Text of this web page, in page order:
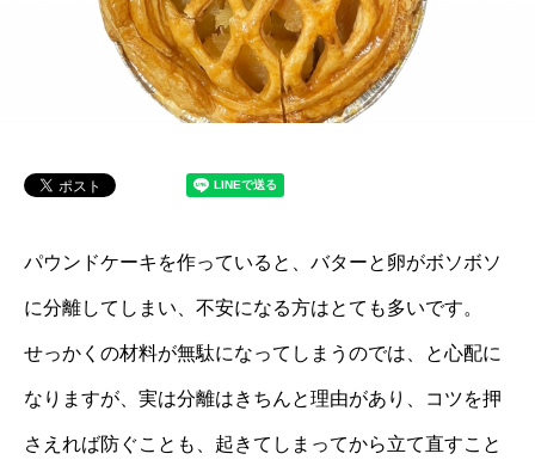
パウンドケーキを作っていると、バターと卵がボソボソ
に分離してしまい、不安になる方はとても多いです。
せっかくの材料が無駄になってしまうのでは、と心配に
なりますが、実は分離はきちんと理由があり、コツを押
さえれば防ぐことも、起きてしまってから立て直すこと